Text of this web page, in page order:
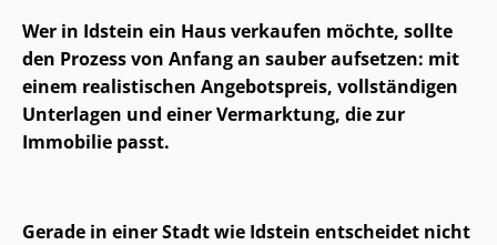
Wer in Idstein ein Haus verkaufen möchte, sollte
den Prozess von Anfang an sauber aufsetzen: mit
einem realistischen Angebotspreis, vollständigen
Unterlagen und einer Vermarktung, die zur
Immobilie passt.
Gerade in einer Stadt wie Idstein entscheidet nicht